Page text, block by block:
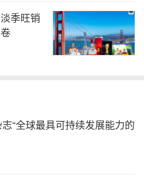
季旺销
“全球最具可持续发展能力的